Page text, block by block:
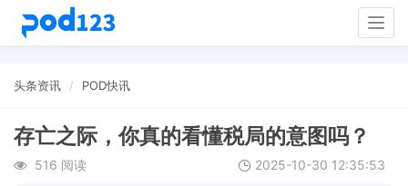
头条资讯 POD快讯
存亡之际，你真的看懂税局的意图吗？
516 阅读 2025-10-30 12:35:53